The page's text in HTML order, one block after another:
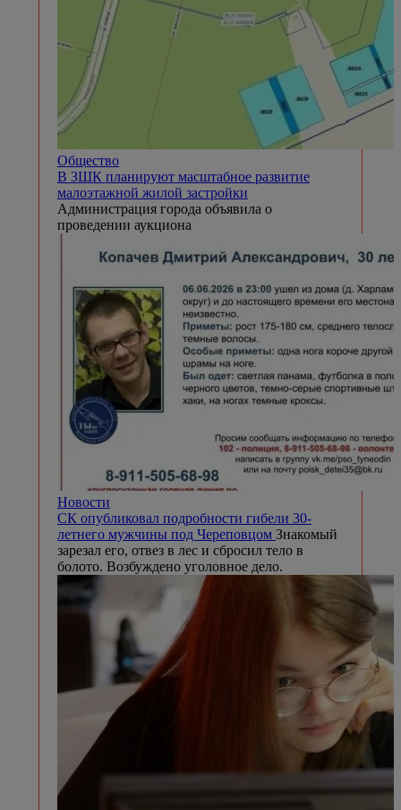
Общество
В ЗШК планируют масштабное развитие
малоэтажной жилой застройки
Администрация города объявила о
проведении аукциона
Новости
СК опубликовал подробности гибели 30-
летнего мужчины под Череповцом Знакомый
зарезал его, отвез в лес и сбросил тело в
болото. Возбуждено уголовное дело.